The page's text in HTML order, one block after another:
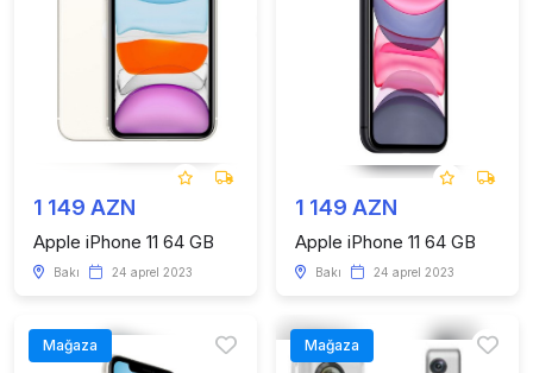
1 149 AZN
Apple iPhone 11 64 GB
Bakı 24 aprel 2023
1 149 AZN
Apple iPhone 11 64 GB
Bakı 24 aprel 2023
Mağaza Mağaza